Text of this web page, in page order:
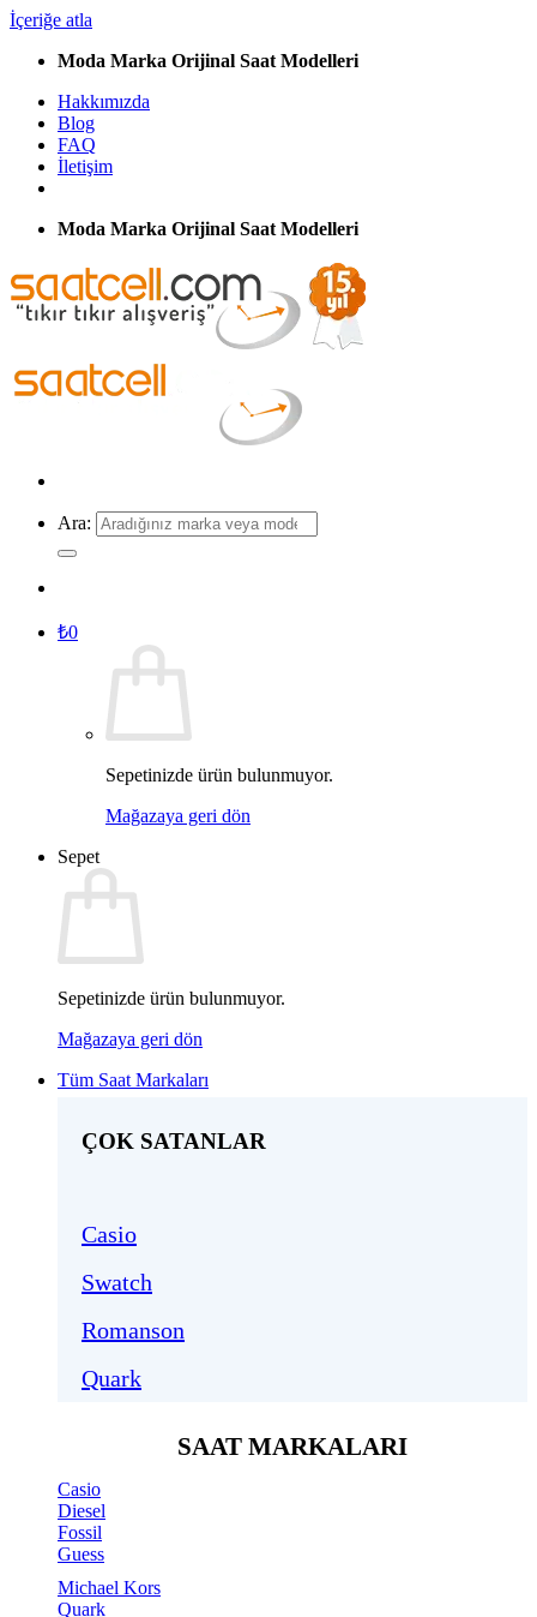
İçeriğe atla
Moda Marka Orijinal Saat Modelleri
Hakkımızda
Blog
FAQ
İletişim
Moda Marka Orijinal Saat Modelleri
Ara:
₺0
Sepetinizde ürün bulunmuyor.
Mağazaya geri dön
Sepet
Sepetinizde ürün bulunmuyor.
Mağazaya geri dön
Tüm Saat Markaları
ÇOK SATANLAR
Casio
Swatch
Romanson
Quark
SAAT MARKALARI
Casio
Diesel
Fossil
Guess
Michael Kors
Quark